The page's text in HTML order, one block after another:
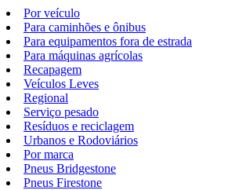
Por veículo
Para caminhões e ônibus
Para equipamentos fora de estrada
Para máquinas agrícolas
Recapagem
Veículos Leves
Regional
Serviço pesado
Resíduos e reciclagem
Urbanos e Rodoviários
Por marca
Pneus Bridgestone
Pneus Firestone